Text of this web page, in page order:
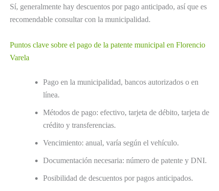
Sí, generalmente hay descuentos por pago anticipado, así que es
recomendable consultar con la municipalidad.
Puntos clave sobre el pago de la patente municipal en Florencio
Varela
Pago en la municipalidad, bancos autorizados o en
línea.
Métodos de pago: efectivo, tarjeta de débito, tarjeta de
crédito y transferencias.
Vencimiento: anual, varía según el vehículo.
Documentación necesaria: número de patente y DNI.
Posibilidad de descuentos por pagos anticipados.